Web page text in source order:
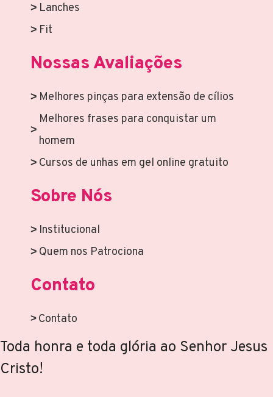
Lanches
Fit
Nossas Avaliações
Melhores pinças para extensão de cílios
Melhores frases para conquistar um
homem
Cursos de unhas em gel online gratuito
Sobre Nós
Institucional
Quem nos Patrociona
Contato
Contato
Toda honra e toda glória ao Senhor Jesus
Cristo!